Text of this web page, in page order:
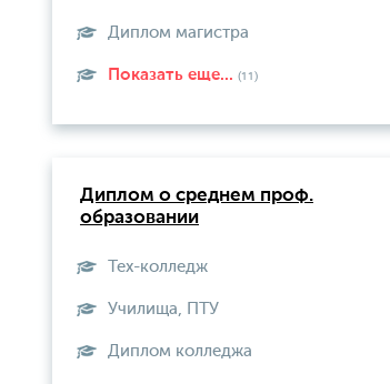
Диплом магистра
Показать еще... (11)
Диплом о среднем проф.
образовании
Тех-колледж
Училища, ПТУ
Диплом колледжа